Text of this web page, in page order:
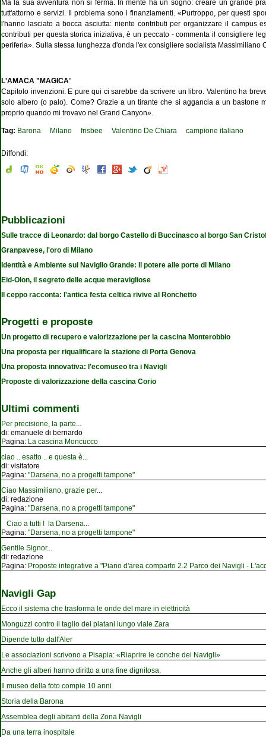
Ma la sua avventura non si ferma. In mente ha un sogno: creare un grande
tutt'attorno e servizi. Il problema sono i finanziamenti. «Purtroppo, per questi
l'hanno lasciato a bocca asciutta: niente contributi per organizzare il
contributi per questa storica iniziativa, è un peccato - commenta il consigliere
periferia». Sulla stessa lunghezza d'onda l'ex consigliere socialista
L'AMACA "MAGICA"
Capitolo invenzioni. E pure qui ci sarebbe da scrivere un libro. Valentino ha
solo albero (o palo). Come? Grazie a un tirante che si aggancia a un bastone
proprio quando mi trovavo nel Grand Canyon».
Tag: Barona Milano frisbee Valentino De Chiara campione italiano
Diffondi:
Pubblicazioni
Sulle tracce di Leonardo: dal borgo Castello di Buccinasco al borgo San
Granpavese, l'oro di Milano
Identità e Ambiente sul Naviglio Grande: Il potere alle porte di Milano
Eid-Olon, il segreto delle acque meravigliose
Il ceppo racconta: l'antica festa celtica rivive al Ronchetto
Progetti e proposte
Un progetto di recupero e valorizzazione per la cascina Monterobbio
Una proposta per riqualificare la stazione di Porta Genova
Una proposta innovativa: l'ecomuseo tra i Navigli
Proposte di valorizzazione della cascina Corio
Ultimi commenti
Per precisione, la parte
di: emanuele di bernardo
Pagina: La cascina Moncucco
ciao .. esatto .. e questa è
di: visitatore
Pagina: "Darsena, no a progetti tampone"
Ciao Massimiliano, grazie per...
di: redazione
Pagina: "Darsena, no a progetti tampone"
Ciao a tutti ! la Darsena
Pagina: "Darsena, no a progetti tampone"
Gentile Signor...
di: redazione
Pagina: Proposte integrative a "Piano d'area comparto 2.2 Parco dei Navigli -
Navigli Gap
Ecco il sistema che trasforma le onde del mare in elettricità
Monguzzi contro il taglio dei platani lungo viale Zara
Dipende tutto dall'Aler
Le associazioni scrivono a Pisapia: «Riaprire le conche dei Navigli»
Anche gli alberi hanno diritto a una fine dignitosa.
Il museo della foto compie 10 anni
Storia della Barona
Assemblea degli abitanti della Zona Navigli
Da una terra inospitale